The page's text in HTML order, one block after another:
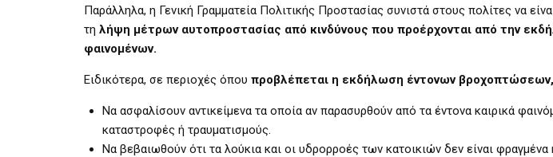
Παράλληλα, η Γενική Γραμματεία Πολιτικής Προστασίας συνιστά στους πολίτες να
τη λήψη μέτρων αυτοπροστασίας από κινδύνους που προέρχονται από την
φαινομένων.
Ειδικότερα, σε περιοχές όπου προβλέπεται η εκδήλωση έντονων
Να ασφαλίσουν αντικείμενα τα οποία αν παρασυρθούν από τα έντονα καιρικά
καταστροφές ή τραυματισμούς.
Να βεβαιωθούν ότι τα λούκια και οι υδρορροές των κατοικιών δεν είναι φραγμένα